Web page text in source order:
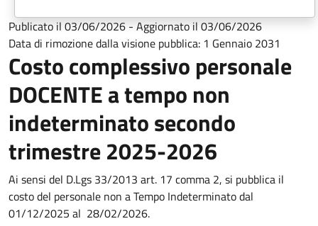
Publicato il 03/06/2026 - Aggiornato il 03/06/2026
Data di rimozione dalla visione pubblica: 1 Gennaio 2031
Costo complessivo personale
DOCENTE a tempo non
indeterminato secondo
trimestre 2025-2026
Ai sensi del D.Lgs 33/2013 art. 17 comma 2, si pubblica il
costo del personale non a Tempo Indeterminato dal
01/12/2025 al 28/02/2026.